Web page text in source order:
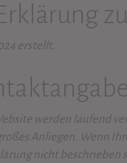
erstellt.
werden laufend
Anliegen. Wenn
nicht beschrieben